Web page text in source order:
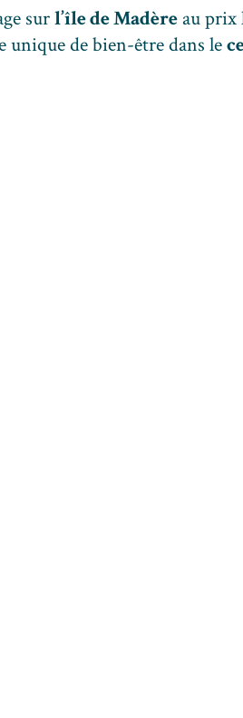
surl’île de Madère au prix
unique de bien-être dans le